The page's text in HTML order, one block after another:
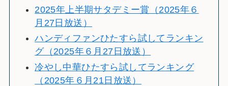
2025年上半期サタデミー賞（2025年６
月27日放送）
ハンディファンひたすら試してランキン
グ（2025年６月27日放送）
冷やし中華ひたすら試してランキング
（2025年６月21日放送）